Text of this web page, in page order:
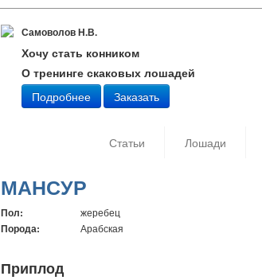
Самоволов Н.В.
Хочу стать конником
О тренинге скаковых лошадей
Подробнее
Заказать
Статьи Лошади
МАНСУР
Пол: жеребец
Порода: Арабская
Приплод